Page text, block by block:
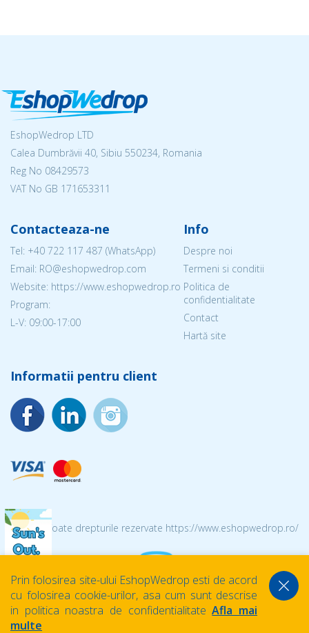
EshopWedrop LTD
Calea Dumbrăvii 40, Sibiu 550234, Romania
Reg No 08429573
VAT No GB 171653311
Contacteaza-ne
Tel: +40 722 117 487 (WhatsApp)
Email: RO@eshopwedrop.com
Website: https://www.eshopwedrop.ro
Program:
L-V: 09:00-17:00
Info
Despre noi
Termeni si conditii
Politica de
confidentialitate
Contact
Hartă site
Informatii pentru client
© 2026 Toate drepturile rezervate https://www.eshopwedrop.ro/
Prin folosirea site-ului EshopWedrop esti de acord
cu folosirea cookie-urilor, asa cum sunt descrise
in politica noastra de confidentialitateAfla mai
multe